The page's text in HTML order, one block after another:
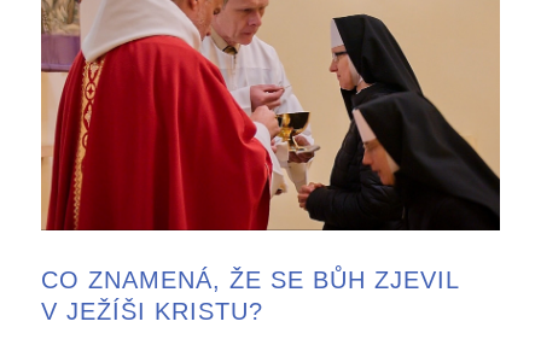
CO ZNAMENÁ, ŽE SE BŮH ZJEVIL
V JEŽÍŠI KRISTU?